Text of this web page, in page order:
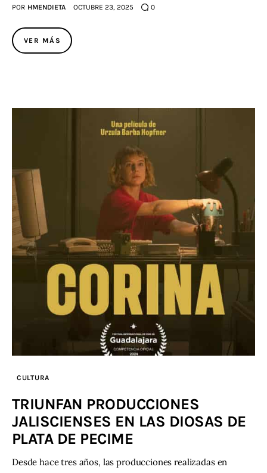
POR HMENDIETA OCTUBRE 23, 2025 0
VER MÁS
CULTURA
TRIUNFAN PRODUCCIONES
JALISCIENSES EN LAS DIOSAS DE
PLATA DE PECIME
Desde hace tres años, las producciones realizadas en